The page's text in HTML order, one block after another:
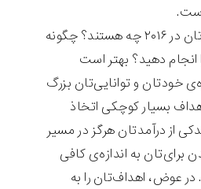
اولویت‌های اصلی‌تان در ۲۰۱۶ چه هستند؟ چگونه
دهید؟ بهتر است
خودتان و توانایی‌تان بزرگ
بسیار کوچکی اتخاذ
از درآمد‌تان هرگز در مسیر
برای‌تان به اندازه‌ی کافی
عوض، اهداف‌تان را به